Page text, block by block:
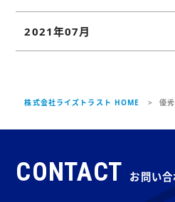
2021年07月
株式会社ライズトラスト HOME 優
CONTACT お問い